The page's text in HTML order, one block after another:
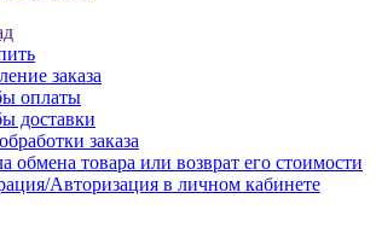
заказа
оплаты
доставки
заказа
обмена товара или возврат его стоимости
Авторизация в личном кабинете